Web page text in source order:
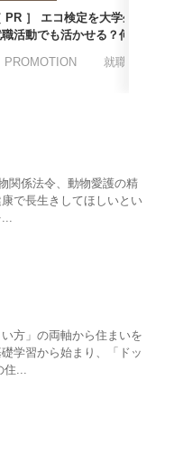
ン検定
PR ］ エコ検定を大学生が受験！
活動でも活かせる？何を学べる...
#就職転職
関係法令、動物愛護の精
で長生きしてほしいとい
方」の両軸から住まいを
学習から始まり、「ドッ
住...